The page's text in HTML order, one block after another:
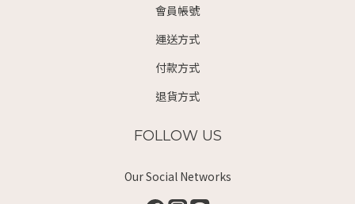
會員帳號
運送方式
付款方式
退貨方式
FOLLOW US
Our Social Networks